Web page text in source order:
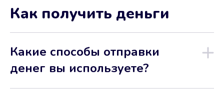
Как получить деньги
Какие способы отправки
денег вы используете?